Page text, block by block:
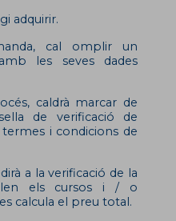
adquirir.
cal omplir un
les seves dades
caldrà marcar de
de verificació de
i condicions de
a la verificació de la
els cursos i / o
calcula el preu total.